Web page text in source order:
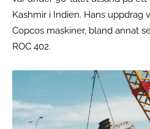
Kashmir i Indien. Hans uppdrag
Copcos maskiner, bland annat
ROC 402.